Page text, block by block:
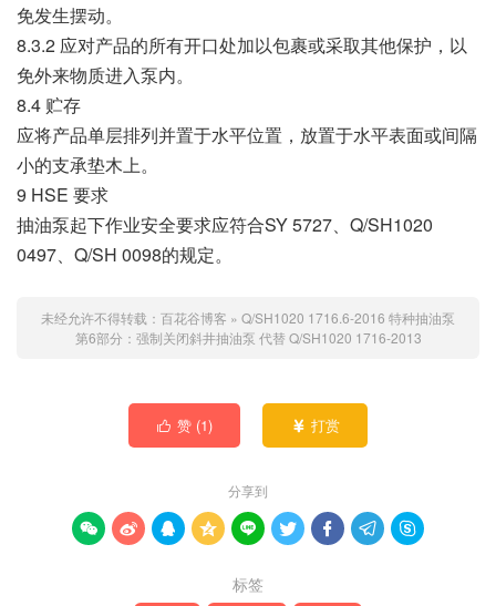
免发生摆动。
8.3.2 应对产品的所有开口处加以包裹或采取其他保护，以
免外来物质进入泵内。
8.4 贮存
应将产品单层排列并置于水平位置，放置于水平表面或间隔
小的支承垫木上。
9 HSE 要求
抽油泵起下作业安全要求应符合SY 5727、Q/SH1020
0497、Q/SH 0098的规定。
未经允许不得转载： 百花谷博客 » Q/SH1020 1716.6-2016 特种抽油泵
第6部分：强制关闭斜井抽油泵 代替 Q/SH1020 1716-2013
 赞 (1)  打赏
分享到
        
标签